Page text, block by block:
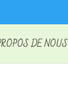
DE NOUS